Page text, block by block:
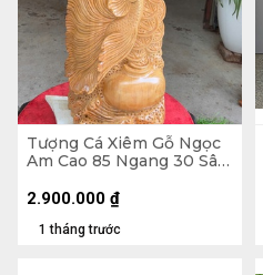
Tượng Cá Xiêm Gỗ Ngọc
Am Cao 85 Ngang 30 Sâu
1 tháng trước
2.900.000 ₫